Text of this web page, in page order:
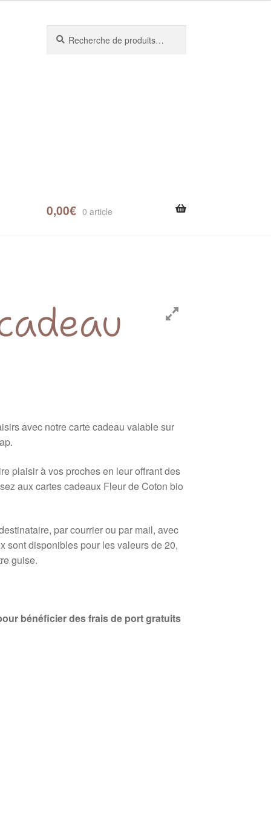
0,00€ 0 article
avec notre carte cadeau valable sur
plaisir à vos proches en leur offrant des
aux cartes cadeaux Fleur de Coton bio
par courrier ou par mail, avec
sont disponibles pour les valeurs de 20,
guise.
bénéficier des frais de port gratuits